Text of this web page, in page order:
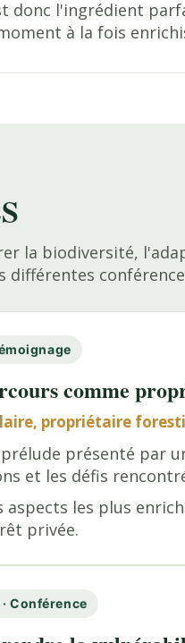
donc l'ingrédient
à la fois
la biodiversité,
différentes
comme
propriétaire
présenté par
et les défis
aspects les plus
privée.
Conférence